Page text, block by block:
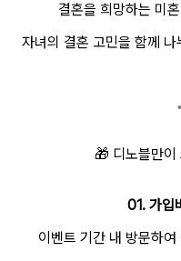
결혼을 희망하는 미
자녀의 결혼 고민을 함께
🎁 디노블만
01. 가입
이벤트 기간 내 방문하